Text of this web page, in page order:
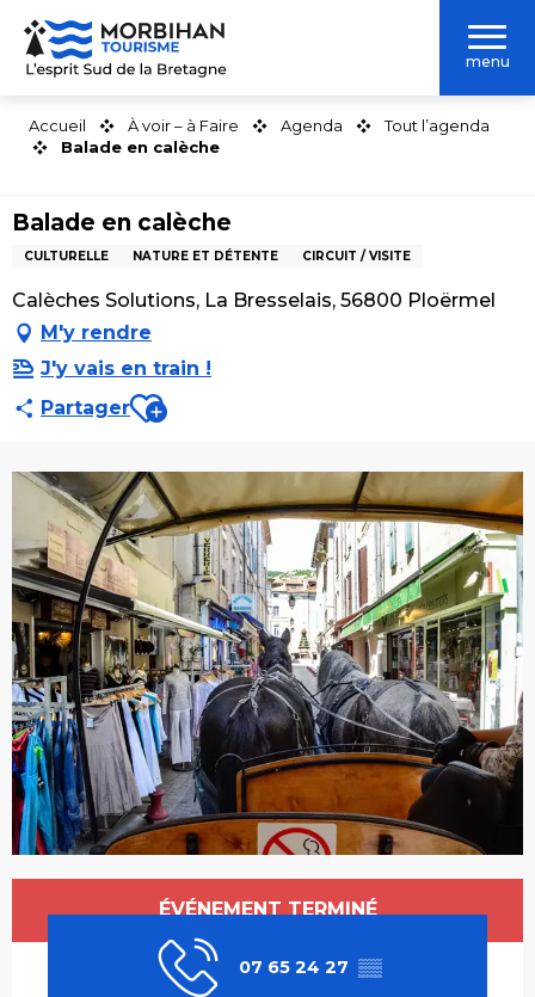
Aller
contenu
menu
Accueil À voir – à Faire Agenda
Tout l’agenda
Balade en calèche
Balade en calèche
CULTURELLE NATURE ET DÉTENTE CIRCUIT / VISITE
Calèches Solutions, La Bresselais, 56800 Ploërmel
M'y rendre
J'y vais en train !
PartagerAjouter aux favoris
Ouverture et coordonnées
ÉVÉNEMENT TERMINÉ
07 65 24 27 ▒▒